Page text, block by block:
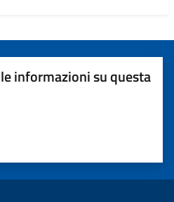
informazioni su questa
5 stelle su 5
su 5
su 5